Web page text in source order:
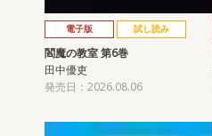
電子版 試し読み
閻魔の教室 第6巻
田中優吏
発売日：2026.08.06